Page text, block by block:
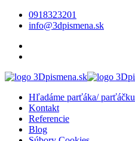
0918323201
info@3dpismena.sk
Hľadáme parťáka/ parťáčku
Kontakt
Referencie
Blog